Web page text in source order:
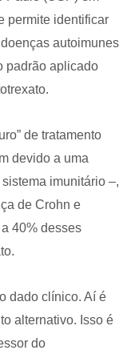
permite identificar
autoimunes
padrão aplicado
de tratamento
devido a uma
imunitário –,
de Crohn e
40% desses
dado clínico. Aí é
alternativo. Isso é
do